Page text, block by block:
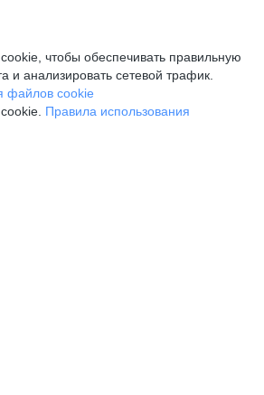
чтобы обеспечивать правильную
и анализировать сетевой трафик.
файлов cookie
Правила использования